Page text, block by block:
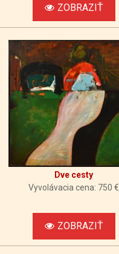
ZOBRAZIŤ
Dve cesty
Vyvolávacia cena: 750 €
ZOBRAZIŤ